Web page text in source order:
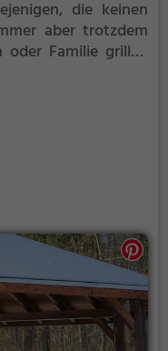
die keinen
aber trotzdem
Familie grillen